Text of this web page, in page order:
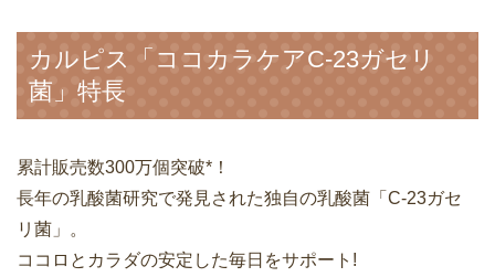
カルピス「ココカラケアC-23ガセリ
菌」特長
累計販売数300万個突破*！
長年の乳酸菌研究で発見された独自の乳酸菌「C-23ガセ
リ菌」。
ココロとカラダの安定した毎日をサポート!